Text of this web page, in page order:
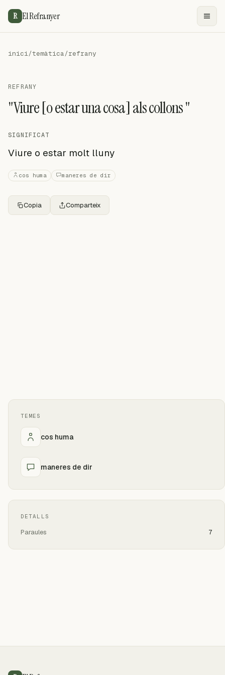
R El Refranyer
inici/temàtica/refrany
REFRANY
"Viure [o estar una cosa] als collons "
SIGNIFICAT
Viure o estar molt lluny
cos huma maneres de dir
Copia Comparteix
TEMES
cos huma
maneres de dir
DETALLS
Paraules 7